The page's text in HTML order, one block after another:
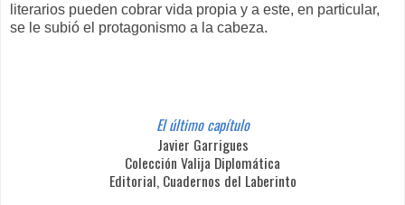
literarios pueden cobrar vida propia y a este, en particular,
se le subió el protagonismo a la cabeza.
El último capítulo
Javier Garrigues
Colección Valija Diplomática
Editorial, Cuadernos del Laberinto